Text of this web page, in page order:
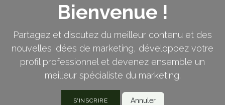
Bienvenue !
Partagez et discutez du meilleur contenu et des
nouvelles idées de marketing, développez votre
profil professionnel et devenez ensemble un
meilleur spécialiste du marketing.
S'INSCRIRE Annuler